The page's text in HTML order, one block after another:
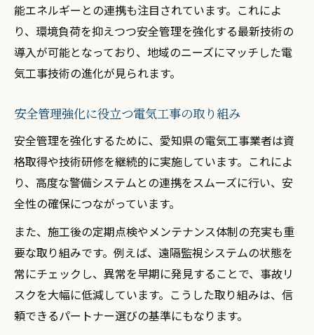
能エネルギーとの連携も注目されています。これによ
り、環境負荷を抑えつつ安全管理を強化する最新技術の
導入が可能となっており、地域のニーズにマッチした電
気工事技術の進化が見られます。
安全管理強化に役立つ電気工事の取り組み
安全管理を強化するために、愛知県の電気工事業者は資
格取得や技術研修を継続的に実施しています。これによ
り、高度な警備システムとの連携をスムーズに行い、安
全性の確保につながっています。
また、施工後の定期点検やメンテナンス体制の充実も重
要な取り組みです。例えば、遠隔監視システムの状態を
常にチェックし、異常を早期に発見することで、事故リ
スクを大幅に低減しています。こうした取り組みは、信
頼できるパートナー選びの基準にもなります。